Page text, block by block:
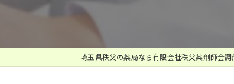
おがの薬局
備蓄配送センター
埼玉県秩父の薬局なら有限会社秩父薬剤師会調